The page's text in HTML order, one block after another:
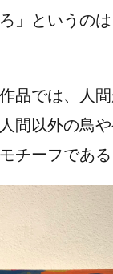
」というの
品では、人
間以外の鳥
チーフである